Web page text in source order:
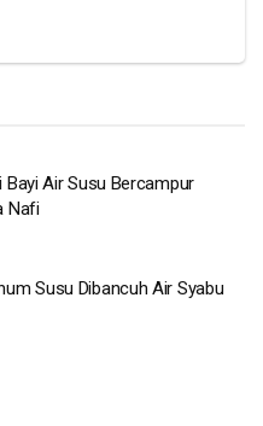
Bayi Air Susu Bercampur
Nafi
Susu Dibancuh Air Syabu